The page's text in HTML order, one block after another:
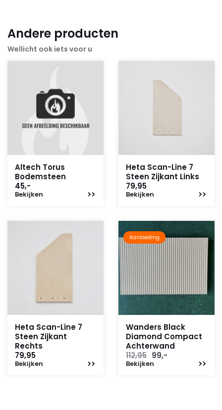
Andere producten
Wellicht ook iets voor u
Altech Torus
Bodemsteen
45,-
Bekijken
Heta Scan-Line 7
Steen Zijkant Links
79,95
Bekijken
Heta Scan-Line 7
Steen Zijkant
Rechts
79,95
Bekijken
Aanbieding
Wanders Black
Diamond Compact
Achterwand
112,95 Oorspronkelijke
prijs
99,-
Bekijken